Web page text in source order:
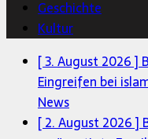
Geschichte
Kultur
[ 3. August 2026 ]
Eingreifen bei
News
[ 2. August 2026 ]